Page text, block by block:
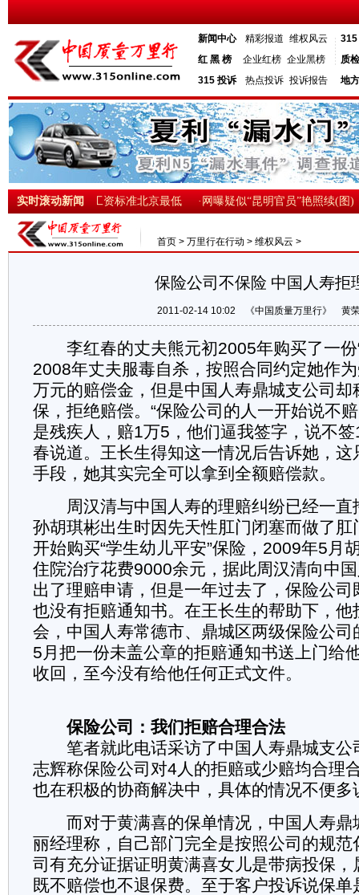
新闻中心 精彩报道 维权风云
红 黑 榜
企业红榜 企业黑榜
315 投诉
热点投诉 投诉报告
315
质
地
实时滚动新闻
深圳最高 小时工资标准北京最低 ·网曝疑似“昆明官员”艳照续(图)
首页 > 万里行在行动 > 维权风云 >
保险公司不保险 中国人寿拒
2011-02-14 10:02 《中国质量万里行》 黄
李红春的丈夫熊元初2005年购买了一份
2008年丈夫服毒自杀，按照合同约定她作
万元的赔偿金，但是中国人寿鼎城支公司却
保，拒绝赔偿。“保险公司的人一开始说不
是残疾人，赔1万5，他们逼我签字，说不
春说道。王长生得知这一情况后告诉她，
手段，她其实完全可以拿到全额赔偿款。
周汉清与中国人寿的理赔纠纷已经一直
孙胡琪彬出生时因先天性肛门闭塞而做了
开始购买“学生幼儿平安”保险，2009年5月
住院治疗花费9000余元，据此周汉清向中
出了理赔申请，但是一年过去了，保险公
也没有拒赔通知书。在王长生的帮助下，他
会，中国人寿常德市、鼎城区两级保险公
5月把一份未盖公章的拒赔通知书送上门给
收回，至今没有给他任何正式文件。
保险公司：我们拒赔合理合法
笔者就此电话采访了中国人寿鼎城支公
志辉称保险公司对4人的拒赔或少赔均合理
也在积极的协商解决中，具体的情况不便多
而对于黄满喜的保单情况，中国人寿鼎
丽经理称，自己部门完全是按照公司的规
司有充分证据证明黄满喜女儿是带病投保
既不赔偿也不退保费。至于客户投诉说保